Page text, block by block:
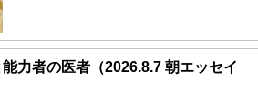
力者の医者（2026.8.7 朝エッセイ